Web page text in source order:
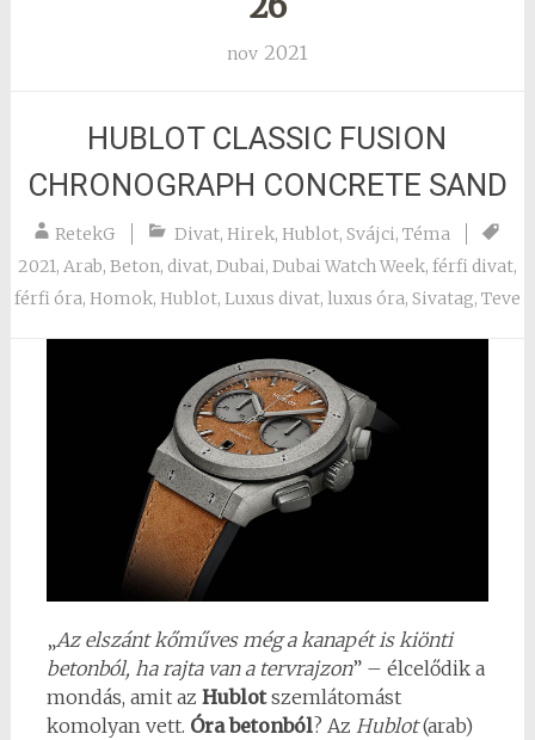
nov 2021
HUBLOT CLASSIC FUSION
CHRONOGRAPH CONCRETE SAND
RetekG Divat,Hirek,Hublot,Svájci,Téma
2021, Arab, Beton, divat, Dubai, Dubai Watch Week, férfi divat,
férfi óra, Homok, Hublot, Luxus divat, luxus óra, Sivatag, Teve
„Az elszánt kőműves még a kanapét is kiönti
betonból, ha rajta van a tervrajzon” – élcelődik a
mondás, amit az Hublotszemlátomást
komolyan vett. Óra betonból? Az Hublot(arab)